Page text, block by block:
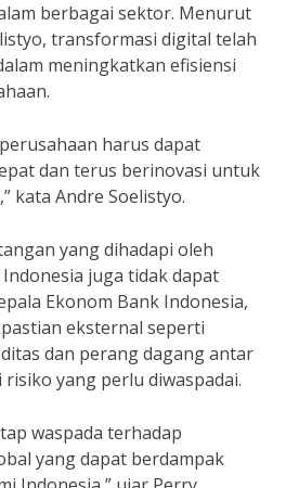
berbagai sektor. Menurut
transformasi digital telah
meningkatkan efisiensi
harus dapat
dan terus berinovasi untuk
kata Andre Soelistyo.
yang dihadapi oleh
juga tidak dapat
Ekonom Bank Indonesia,
eksternal seperti
dan perang dagang antar
yang perlu diwaspadai.
waspada terhadap
yang dapat berdampak